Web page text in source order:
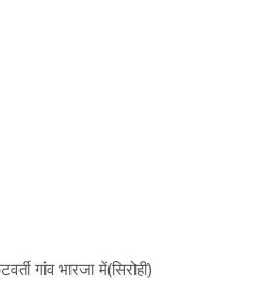
गांव भारजा में(सिरोही)